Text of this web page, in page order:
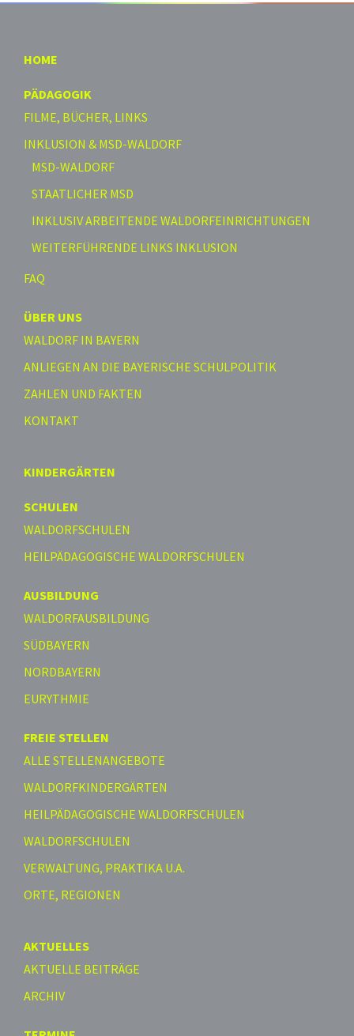
HOME
PÄDAGOGIK
FILME, BÜCHER, LINKS
INKLUSION & MSD-WALDORF
MSD-WALDORF
STAATLICHER MSD
INKLUSIV ARBEITENDE WALDORFEINRICHTUNGEN
WEITERFÜHRENDE LINKS INKLUSION
FAQ
ÜBER UNS
WALDORF IN BAYERN
ANLIEGEN AN DIE BAYERISCHE SCHULPOLITIK
ZAHLEN UND FAKTEN
KONTAKT
KINDERGÄRTEN
SCHULEN
WALDORFSCHULEN
HEILPÄDAGOGISCHE WALDORFSCHULEN
AUSBILDUNG
WALDORFAUSBILDUNG
SÜDBAYERN
NORDBAYERN
EURYTHMIE
FREIE STELLEN
ALLE STELLENANGEBOTE
WALDORFKINDERGÄRTEN
HEILPÄDAGOGISCHE WALDORFSCHULEN
WALDORFSCHULEN
VERWALTUNG, PRAKTIKA U.A.
ORTE, REGIONEN
AKTUELLES
AKTUELLE BEITRÄGE
ARCHIV